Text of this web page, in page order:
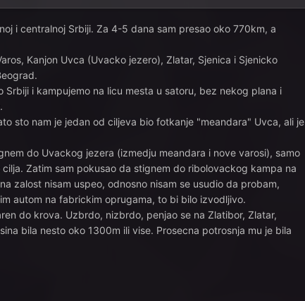
i centralnoj Srbiji. Za 4-5 dana sam presao oko 770km, a
Kanjon Uvca (Uvacko jezero), Zlatar, Sjenica i Sjenicko
i kampujemo na licu mesta u satoru, bez nekog plana i
sto nam je jedan od ciljeva bio fotkanje "meandara" Uvca, ali je
do Uvackog jezera (izmedju meandara i nove varosi), samo
Zatim sam pokusao da stignem do ribolovackog kampa na
zalost nisam uspeo, odnosno nisam se usudio da probam,
autom na fabrickim oprugama, to bi bilo izvodljivo.
do krova. Uzbrdo, nizbrdo, penjao se na Zlatibor, Zlatar,
bila nesto oko 1300m ili vise. Prosecna potrosnja mu je bila